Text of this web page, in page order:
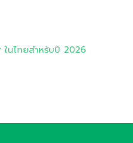
ในไทยสำหรับปี 2026